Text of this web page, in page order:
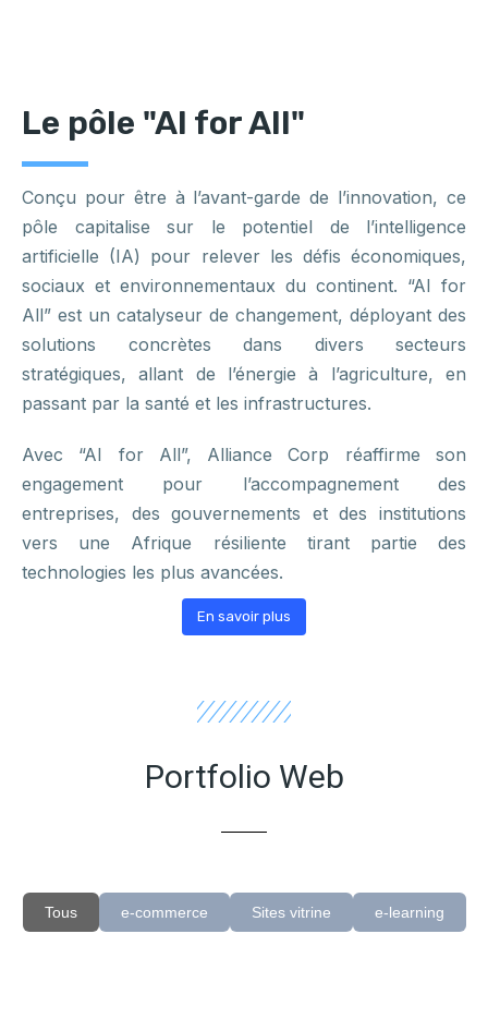
Le pôle "AI for All"
Conçu pour être à l’avant-garde de l’innovation, ce
pôle capitalise sur le potentiel de l’intelligence
artificielle (IA) pour relever les défis économiques,
sociaux et environnementaux du continent. “AI for
All” est un catalyseur de changement, déployant des
solutions concrètes dans divers secteurs
stratégiques, allant de l’énergie à l’agriculture, en
passant par la santé et les infrastructures.
Avec “AI for All”, Alliance Corp réaffirme son
engagement pour l’accompagnement des
entreprises, des gouvernements et des institutions
vers une Afrique résiliente tirant partie des
technologies les plus avancées.
En savoir plus
Portfolio Web
Tous e-commerce Sites vitrine e-learning